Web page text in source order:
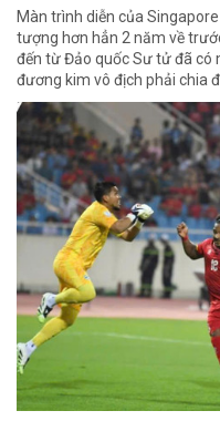
Màn trình diễn của
tượng hơn hẳn 2 năm về
đến từ Đảo quốc Sư tử đã có
đương kim vô địch phải chia